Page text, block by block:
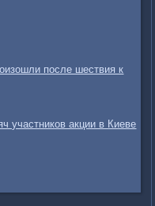
после шествия к
участников акции в Киеве